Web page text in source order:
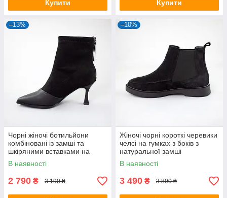
Купити Купити
–13%
Чорні жіночі ботильйони
комбіновані із замші та
шкіряними вставками на
підборах
В наявності
2 790 ₴ 3 190 ₴
–10%
Жіночі чорні короткі черевики
челсі на гумках з боків з
натуральної замші
В наявності
3 490 ₴ 3 890 ₴